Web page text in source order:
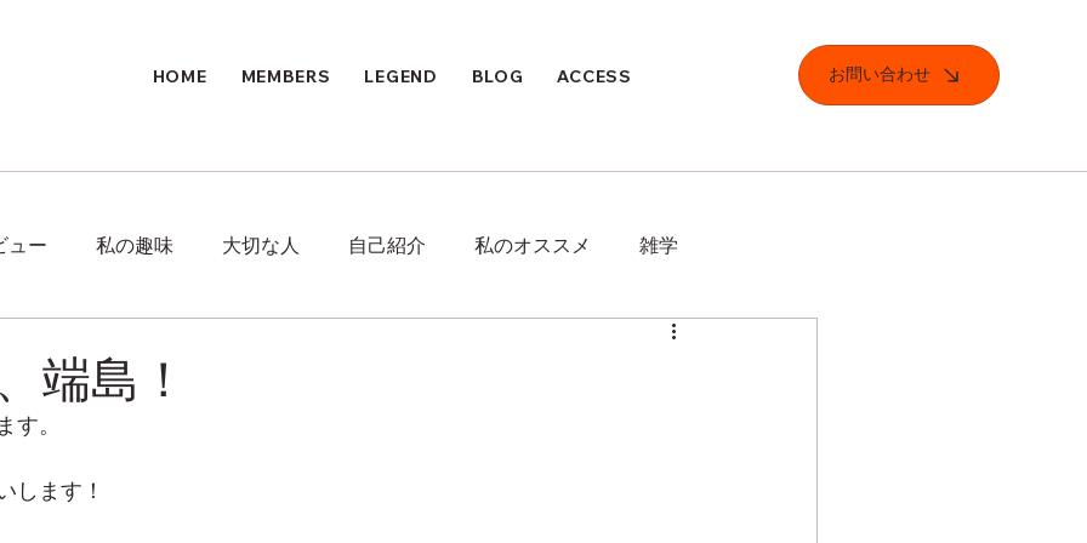
HOME MEMBERS LEGEND BLOG ACCESS お問い合わせ
ュー 私の趣味 大切な人 自己紹介 私のオススメ 雑学
端島！
。
します！